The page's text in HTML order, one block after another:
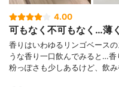
4.00
可もなく不可もなく…薄
香りはいわゆるリンゴベース
うな香り一口飲んでみると…香
粉っぽさも少しあるけど、飲